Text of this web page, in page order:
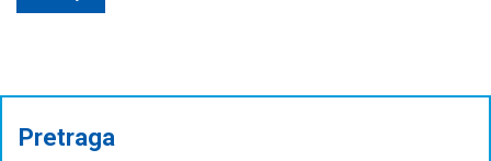
Pretraga